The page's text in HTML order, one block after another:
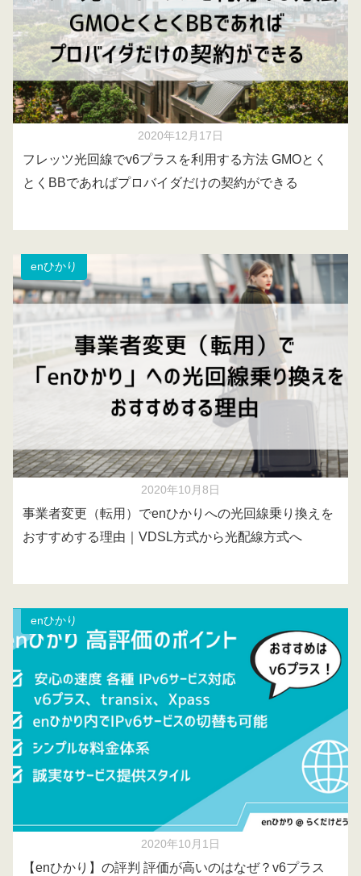
2020年12月17日
フレッツ光回線でv6プラスを利用する方法 GMOとく
とくBBであればプロバイダだけの契約ができる
enひかり
2020年10月8日
事業者変更（転用）でenひかりへの光回線乗り換えを
おすすめする理由｜VDSL方式から光配線方式へ
enひかり
2020年10月1日
【enひかり】の評判 評価が高いのはなぜ？v6プラス